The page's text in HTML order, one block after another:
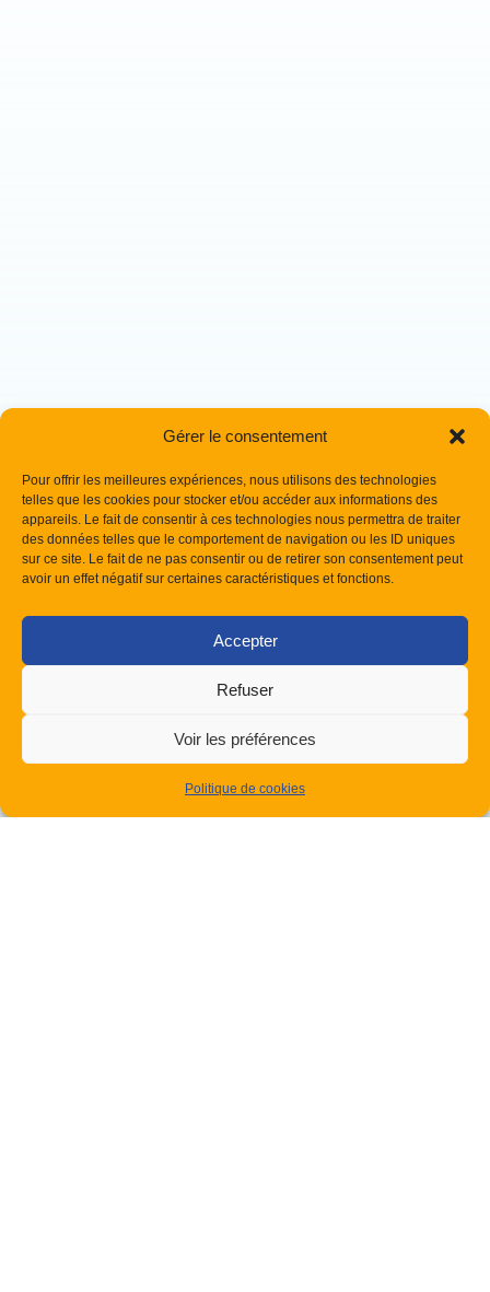
Gérer le consentement
Pour offrir les meilleures expériences, nous utilisons des technologies
telles que les cookies pour stocker et/ou accéder aux informations des
appareils. Le fait de consentir à ces technologies nous permettra de traiter
des données telles que le comportement de navigation ou les ID uniques
sur ce site. Le fait de ne pas consentir ou de retirer son consentement peut
avoir un effet négatif sur certaines caractéristiques et fonctions.
Accepter
Refuser
Voir les préférences
Politique de cookies